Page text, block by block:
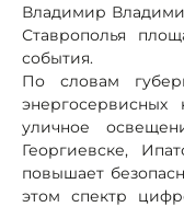
Владимир
Ставрополья
события.
По словам
энергосервисных
уличное
Георгиевске,
повышает
этом спектр